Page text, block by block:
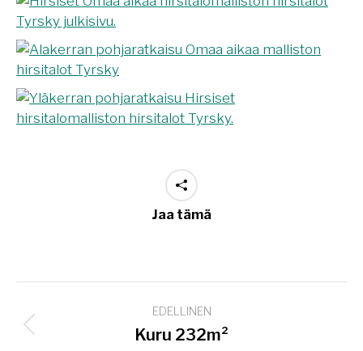
Jaa tämä
navigation
EDELLINEN
Previous
Kuru 232m²